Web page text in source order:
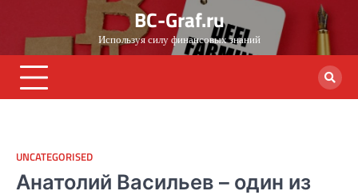
content
BC-Graf.ru
Используя силу финансовых знаний
UNCATEGORISED
Анатолий Васильев – один из